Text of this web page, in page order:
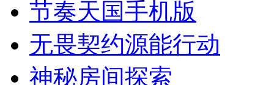
节奏天国手机版
无畏契约源能行动
神秘房间探索